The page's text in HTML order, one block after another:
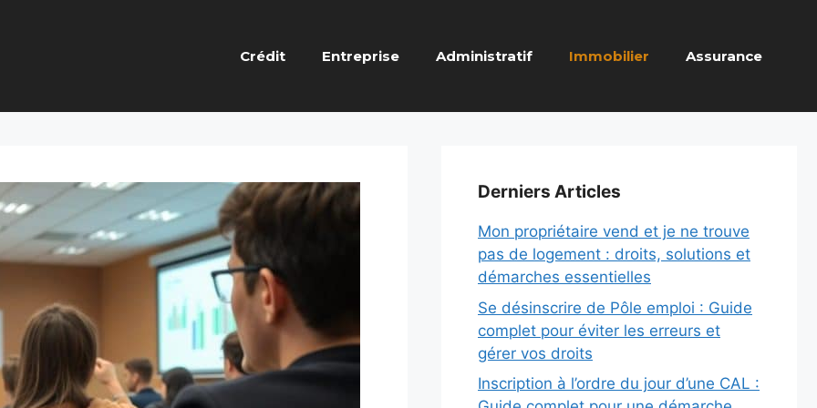
Crédit Entreprise Administratif Immobilier Assurance
Derniers Articles
Mon propriétaire vend et je ne trouve
pas de logement : droits, solutions et
démarches essentielles
Se désinscrire de Pôle emploi : Guide
complet pour éviter les erreurs et
gérer vos droits
Inscription à l’ordre du jour d’une CAL :